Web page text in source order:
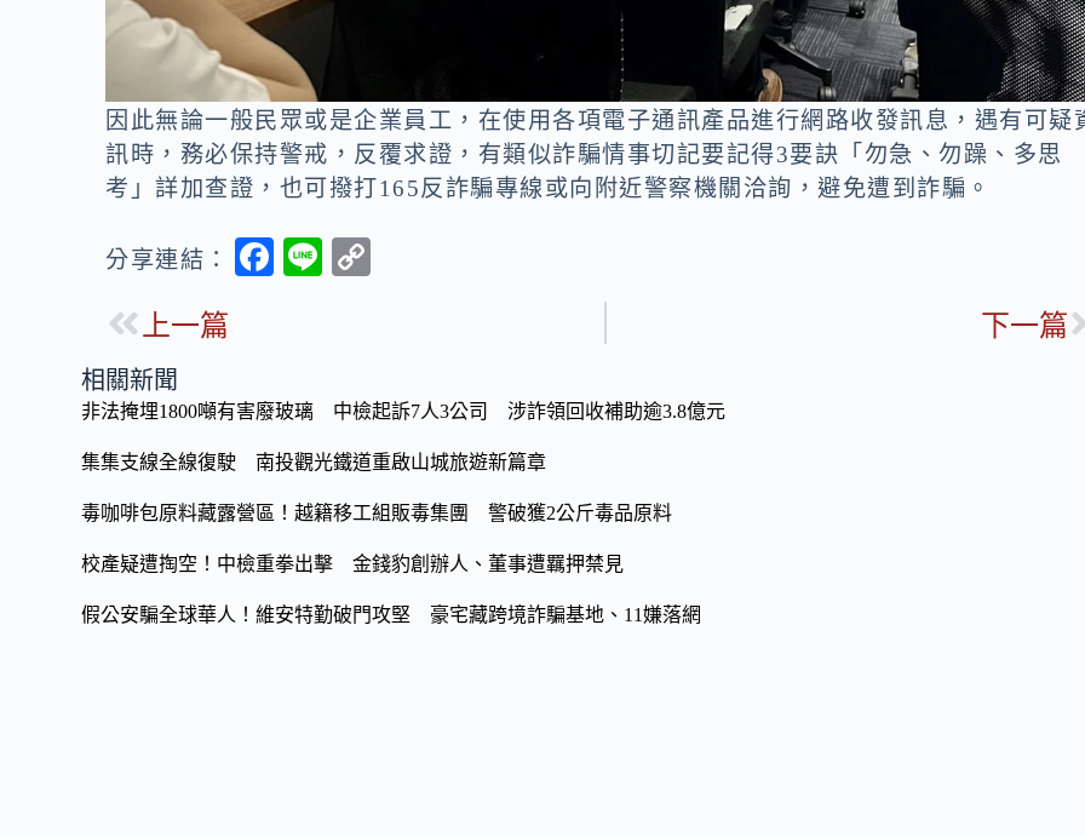
因此無論一般民眾或是企業員工，在使用各項電子通訊產品進行網路收發訊息，遇有可疑
訊時，務必保持警戒，反覆求證，有類似詐騙情事切記要記得3要訣「勿急、勿躁、多思
考」詳加查證，也可撥打165反詐騙專線或向附近警察機關洽詢，避免遭到詐騙。
分享連結：
F
o
o
Li
Li
n
上一篇 下一篇
相關新聞
非法掩埋1800噸有害廢玻璃 中檢起訴7人3公司 涉詐領回收補助逾3.8億元
集集支線全線復駛 南投觀光鐵道重啟山城旅遊新篇章
毒咖啡包原料藏露營區！越籍移工組販毒集團 警破獲2公斤毒品原料
校產疑遭掏空！中檢重拳出擊 金錢豹創辦人、董事遭羈押禁見
假公安騙全球華人！維安特勤破門攻堅 豪宅藏跨境詐騙基地、11嫌落網